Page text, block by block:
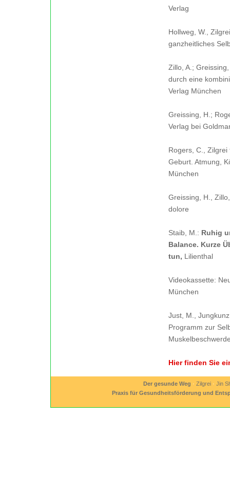
Verlag
Hollweg, W.,
ganzheitliches
Zillo, A.;
durch eine
Verlag München
Greissing, H.;
Verlag bei
Rogers, C.,
Geburt. Atmung,
München
Greissing, H.,
dolore
Staib, M.: Ruhig
Balance. Kurze
tun, Lilienthal
Videokassette:
München
Just, M.,
Programm zur
Hier finden Sie
Der gesunde Weg · Zilgrei · Jin
Praxis für Gesundheitsförderung und